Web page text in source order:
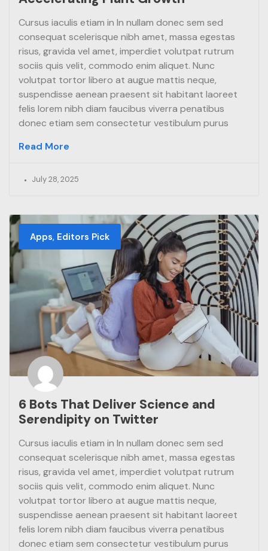
Cursus iaculis etiam in In nullam donec sem sed
consequat scelerisque nibh amet, massa egestas
risus, gravida vel amet, imperdiet volutpat rutrum
sociis quis velit, commodo enim aliquet. Nunc
volutpat tortor libero at augue mattis neque,
suspendisse aenean praesent sit habitant laoreet
felis lorem nibh diam faucibus viverra penatibus
donec etiam sem consectetur vestibulum purus
Read More
July 28, 2025
Apps, Editors Pick
6 Bots That Deliver Science and
Serendipity on Twitter
Cursus iaculis etiam in In nullam donec sem sed
consequat scelerisque nibh amet, massa egestas
risus, gravida vel amet, imperdiet volutpat rutrum
sociis quis velit, commodo enim aliquet. Nunc
volutpat tortor libero at augue mattis neque,
suspendisse aenean praesent sit habitant laoreet
felis lorem nibh diam faucibus viverra penatibus
donec etiam sem consectetur vestibulum purus